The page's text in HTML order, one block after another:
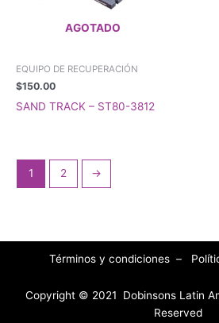
AGOTADO
EQUIPO DE RECUPERACIÓN
$150.00
SAND TRACK – ST80-3812
1 2 →
Términos y condiciones –
Copyright © 2021 Dobinsons Latin
Reserved